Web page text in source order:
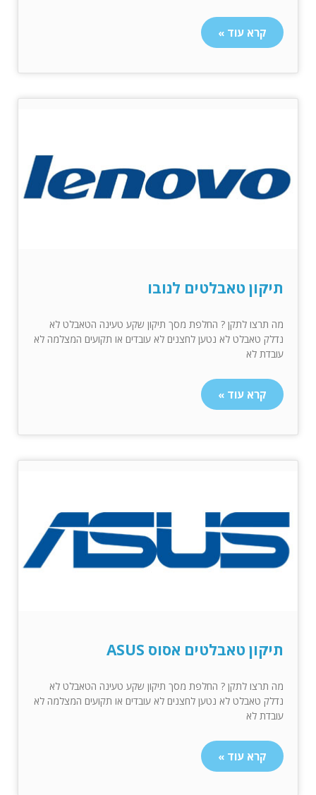
קרא עוד »
תיקון טאבלטים לנובו
מה תרצו לתקן ? החלפת מסך תיקון שקע טעינה הטאבלט לא
נדלק טאבלט לא נטען לחצנים לא עובדים או תקועים המצלמה לא
עובדת לא
קרא עוד »
תיקון טאבלטים אסוס ASUS
מה תרצו לתקן ? החלפת מסך תיקון שקע טעינה הטאבלט לא
נדלק טאבלט לא נטען לחצנים לא עובדים או תקועים המצלמה לא
עובדת לא
קרא עוד »